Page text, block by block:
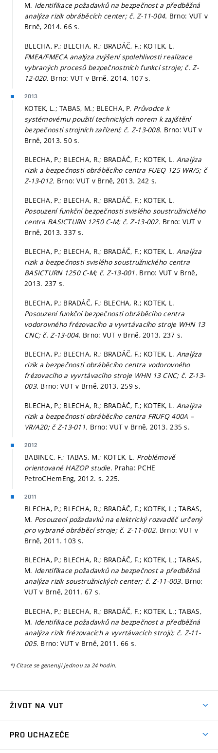
M. Identifikace požadavků na bezpečnost a předběžná
analýza rizik obráběcích center; č. Z-11-004. Brno: VUT v
Brně, 2014. 66 s.
BLECHA, P.; BLECHA, R.; BRADÁČ, F.; KOTEK, L.
FMEA/FMECA analýza zvýšení spolehlivosti realizace
vybraných procesů bezpečnostních funkcí stroje; č. Z-
12-020. Brno: VUT v Brně, 2014. 107 s.
2013
KOTEK, L.; TABAS, M.; BLECHA, P. Průvodce k
systémovému použití technických norem k zajištění
bezpečnosti strojních zařízení; č. Z-13-008. Brno: VUT v
Brně, 2013. 50 s.
BLECHA, P.; BLECHA, R.; BRADÁČ, F.; KOTEK, L. Analýza
rizik a bezpečnosti obráběcího centra FUEQ 125 WR/5; č
Z-13-012. Brno: VUT v Brně, 2013. 242 s.
BLECHA, P.; BLECHA, R.; BRADÁČ, F.; KOTEK, L.
Posouzení funkční bezpečnosti svislého soustružnického
centra BASICTURN 1250 C-M; č. Z-13-002. Brno: VUT v
Brně, 2013. 337 s.
BLECHA, P.; BLECHA, R.; BRADÁČ, F.; KOTEK, L. Analýza
rizik a bezpečnosti svislého soustružnického centra
BASICTURN 1250 C-M; č. Z-13-001. Brno: VUT v Brně,
2013. 237 s.
BLECHA, P.; BRADÁČ, F.; BLECHA, R.; KOTEK, L.
Posouzení funkční bezpečnosti obráběcího centra
vodorovného frézovacího a vyvrtávacího stroje WHN 13
CNC; č. Z-13-004. Brno: VUT v Brně, 2013. 237 s.
BLECHA, P.; BLECHA, R.; BRADÁČ, F.; KOTEK, L. Analýza
rizik a bezpečnosti obráběcího centra vodorovného
frézovacího a vyvrtávacího stroje WHN 13 CNC; č. Z-13-
003. Brno: VUT v Brně, 2013. 259 s.
BLECHA, P.; BLECHA, R.; BRADÁČ, F.; KOTEK, L. Analýza
rizik a bezpečnosti obráběcího centra FRUFQ 400A –
VR/A20; č Z-13-011. Brno: VUT v Brně, 2013. 235 s.
2012
BABINEC, F.; TABAS, M.; KOTEK, L. Problémově
orientované HAZOP studie. Praha: PCHE
PetroCHemEng, 2012. s. 225.
2011
BLECHA, P.; BLECHA, R.; BRADÁČ, F.; KOTEK, L.; TABAS,
M. Posouzení požadavků na elektrický rozvaděč určený
pro vybrané obráběcí stroje; č. Z-11-002. Brno: VUT v
Brně, 2011. 103 s.
BLECHA, P.; BLECHA, R.; BRADÁČ, F.; KOTEK, L.; TABAS,
M. Identifikace požadavků na bezpečnost a předběžná
analýza rizik soustružnických center; č. Z-11-003. Brno:
VUT v Brně, 2011. 67 s.
BLECHA, P.; BLECHA, R.; BRADÁČ, F.; KOTEK, L.; TABAS,
M. Identifikace požadavků na bezpečnost a předběžná
analýza rizik frézovacích a vyvrtávacích strojů; č. Z-11-
005. Brno: VUT v Brně, 2011. 66 s.
*) Citace se generují jednou za 24 hodin.
ŽIVOT NA VUT
PRO UCHAZEČE